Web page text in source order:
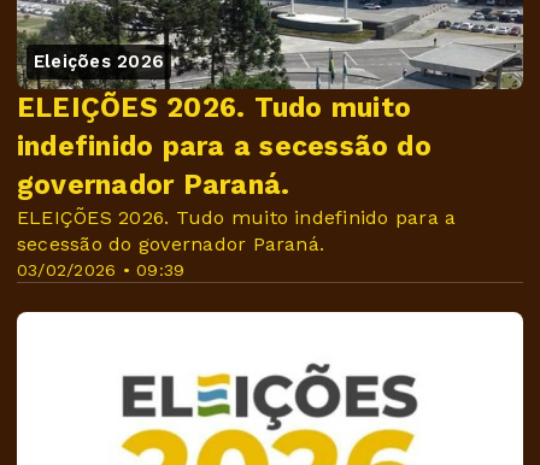
Eleições 2026
03/02/2026 • 09:39
ELEIÇÕES 2026. Tudo muito
indefinido para a secessão do
governador Paraná.
ELEIÇÕES 2026. Tudo muito indefinido para a
secessão do governador Paraná.